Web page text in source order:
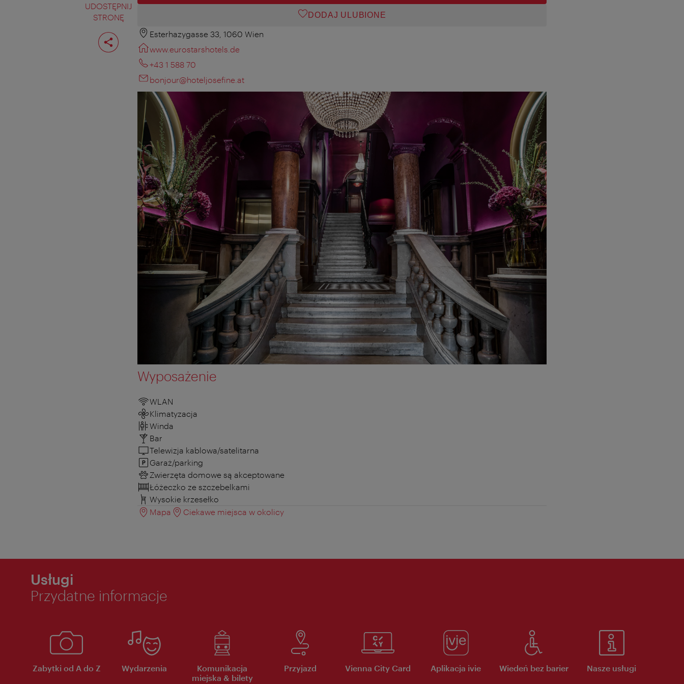
UDOSTĘPNIJ
STRONĘ
Podziel
stronę
DODAJ ULUBIONE
Esterhazygasse 33, 1060 Wien
www.eurostarshotels.de
+43 1 588 70
bonjour@hoteljosefine.at
Wyposażenie
WLAN
Klimatyzacja
Winda
Bar
Telewizja kablowa/satelitarna
Garaż/parking
Zwierzęta domowe są akceptowane
Łóżeczko ze szczebelkami
Wysokie krzesełko
Mapa
Ciekawe miejsca w okolicy
Usługi
Przydatne informacje
Zabytki od A do Z Wydarzenia
Komunikacja
miejska & bilety
Przyjazd Vienna City Card Aplikacja ivie Wiedeń bez barier Nasze usługi